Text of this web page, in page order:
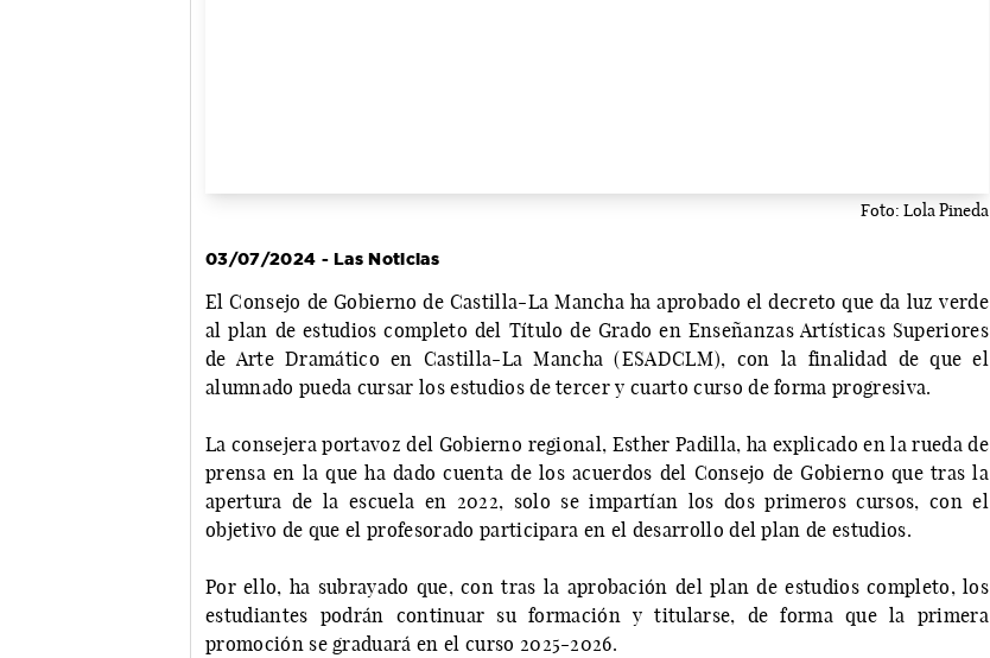
Foto: Lola Pineda
03/07/2024 - Las Noticias
El Consejo de Gobierno de Castilla-La Mancha ha aprobado el decreto que da luz verde
al plan de estudios completo del Título de Grado en Enseñanzas Artísticas Superiores
de Arte Dramático en Castilla-La Mancha (ESADCLM), con la finalidad de que el
alumnado pueda cursar los estudios de tercer y cuarto curso de forma progresiva.
La consejera portavoz del Gobierno regional, Esther Padilla, ha explicado en la rueda de
prensa en la que ha dado cuenta de los acuerdos del Consejo de Gobierno que tras la
apertura de la escuela en 2022, solo se impartían los dos primeros cursos, con el
objetivo de que el profesorado participara en el desarrollo del plan de estudios.
Por ello, ha subrayado que, con tras la aprobación del plan de estudios completo, los
estudiantes podrán continuar su formación y titularse, de forma que la primera
promoción se graduará en el curso 2025-2026.